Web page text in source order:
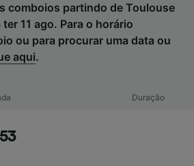
comboios partindo de Toulouse
11 ago. Para o horário
ou para procurar uma data ou
aqui.
Duração